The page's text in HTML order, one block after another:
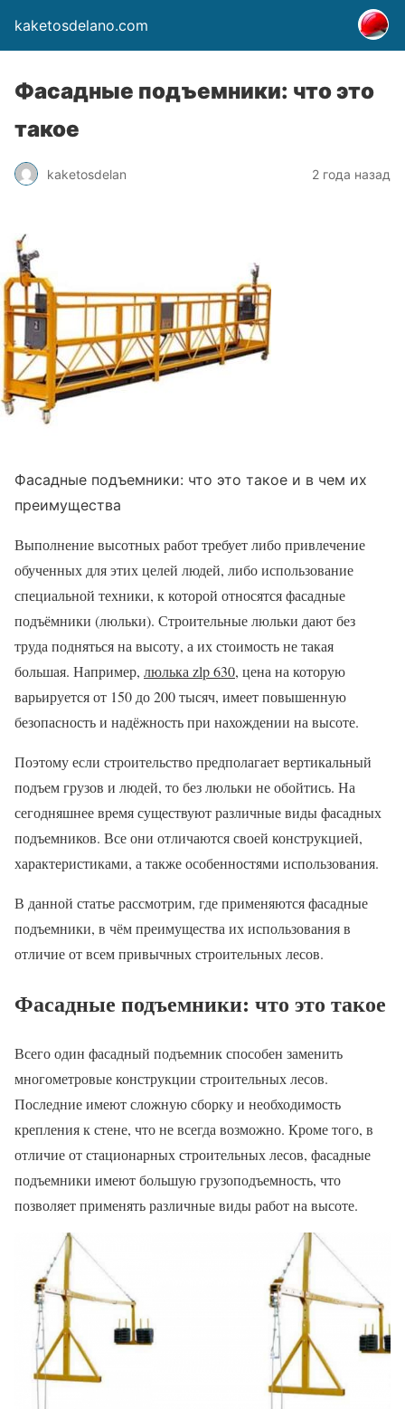
kaketosdelano.com
Фасадные подъемники: что это
такое
kaketosdelan 2 года назад
Фасадные подъемники: что это такое и в чем их
преимущества
Выполнение высотных работ требует либо привлечение
обученных для этих целей людей, либо использование
специальной техники, к которой относятся фасадные
подъёмники (люльки). Строительные люльки дают без
труда подняться на высоту, а их стоимость не такая
большая. Например, люлька zlp 630, цена на которую
варьируется от 150 до 200 тысяч, имеет повышенную
безопасность и надёжность при нахождении на высоте.
Поэтому если строительство предполагает вертикальный
подъем грузов и людей, то без люльки не обойтись. На
сегодняшнее время существуют различные виды фасадных
подъемников. Все они отличаются своей конструкцией,
характеристиками, а также особенностями использования.
В данной статье рассмотрим, где применяются фасадные
подъемники, в чём преимущества их использования в
отличие от всем привычных строительных лесов.
Фасадные подъемники: что это такое
Всего один фасадный подъемник способен заменить
многометровые конструкции строительных лесов.
Последние имеют сложную сборку и необходимость
крепления к стене, что не всегда возможно. Кроме того, в
отличие от стационарных строительных лесов, фасадные
подъемники имеют большую грузоподъемность, что
позволяет применять различные виды работ на высоте.